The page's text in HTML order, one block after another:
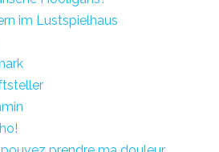
im Lustspielhaus